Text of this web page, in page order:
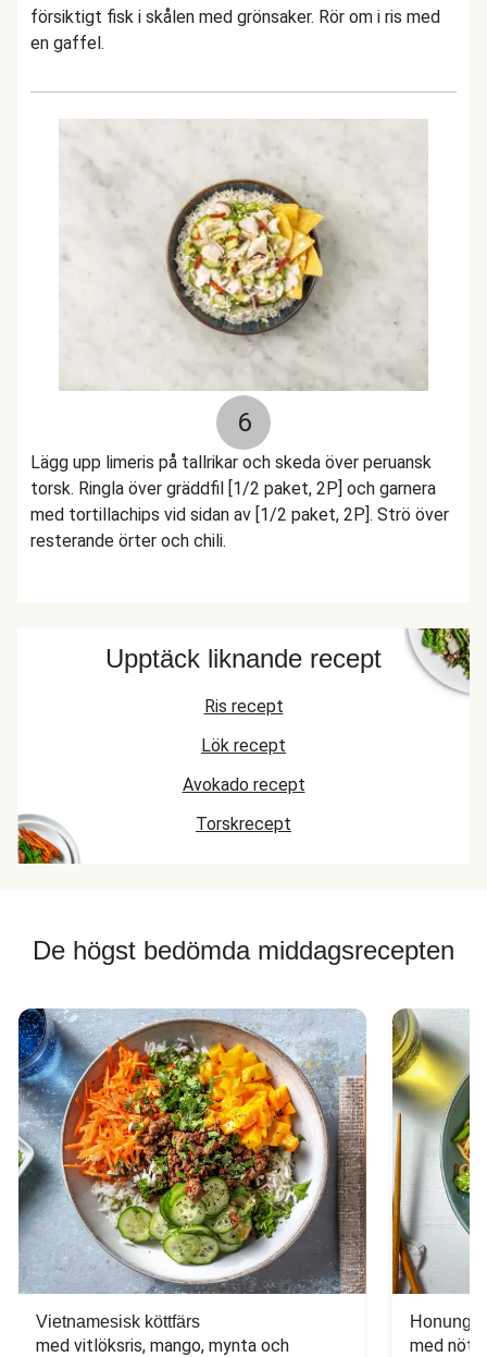
försiktigt fisk i skålen med grönsaker. Rör om i ris med
en gaffel.
6
Lägg upp limeris på tallrikar och skeda över peruansk
torsk. Ringla över gräddfil [1/2 paket, 2P] och garnera
med tortillachips vid sidan av [1/2 paket, 2P]. Strö över
resterande örter och chili.
Upptäck liknande recept
Ris recept
Lök recept
Avokado recept
Torskrecept
De högst bedömda middagsrecepten
Vietnamesisk köttfärs
med vitlöksris, mango, mynta och
med